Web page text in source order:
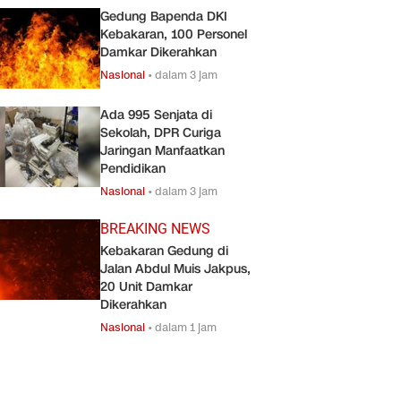
Gedung Bapenda DKI
Kebakaran, 100 Personel
Damkar Dikerahkan
Nasional •dalam 3 jam
Ada 995 Senjata di
Sekolah, DPR Curiga
Jaringan Manfaatkan
Pendidikan
Nasional •dalam 3 jam
BREAKING NEWS
Kebakaran Gedung di
Jalan Abdul Muis Jakpus,
20 Unit Damkar
Dikerahkan
Nasional •dalam 1 jam